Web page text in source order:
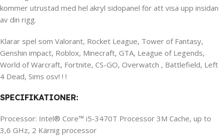
kommer utrustad med hel akryl sidopanel för att visa upp insidan
av din rigg.
Klarar spel som Valorant, Rocket League, Tower of Fantasy,
Genshin impact, Roblox, Minecraft, GTA, League of Legends,
World of Warcraft, Fortnite, CS-GO, Overwatch , Battlefield, Left
4 Dead, Sims osv! ! !
SPECIFIKATIONER:
Processor: Intel® Core™ i5-3470T Processor 3M Cache, up to
3,6 GHz, 2 Kärnig processor